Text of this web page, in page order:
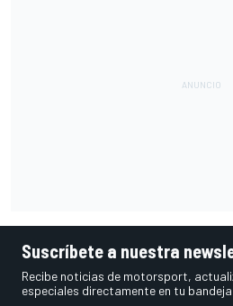
Suscríbete a nuestra
Recibe noticias de motorsport,
especiales directamente en tu